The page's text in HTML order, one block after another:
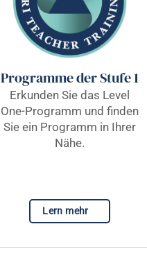
Programme der Stufe 1
Erkunden Sie das Level
One-Programm und finden
Sie ein Programm in Ihrer
Nähe.
Lern mehr